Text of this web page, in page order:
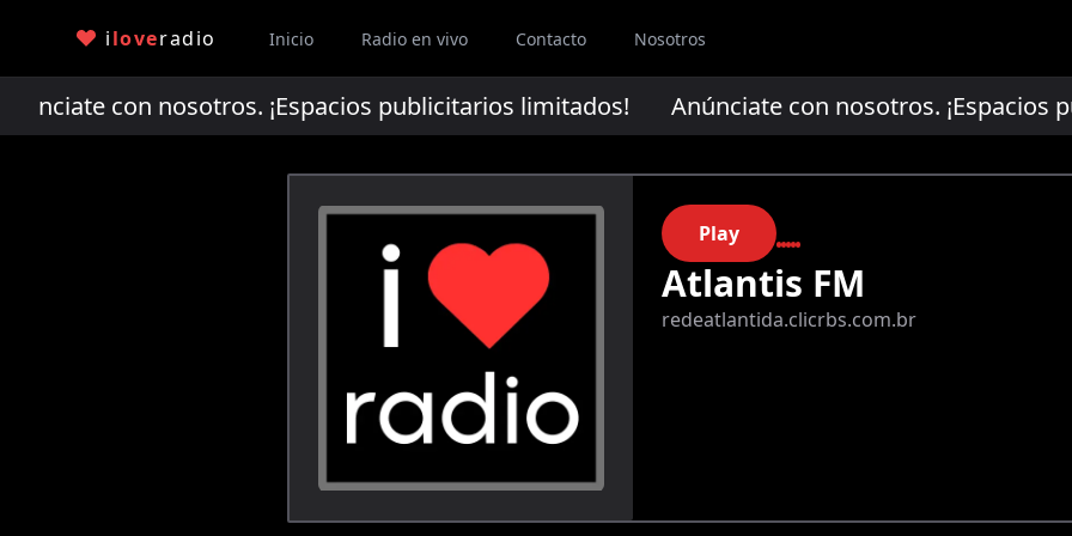
iloveradio Inicio Radio en vivo Contacto Nosotros
con nosotros. ¡Espacios publicitarios limitados!Anúnciate con nosotros. ¡Espacios
Play
Atlantis FM
redeatlantida.clicrbs.com.br